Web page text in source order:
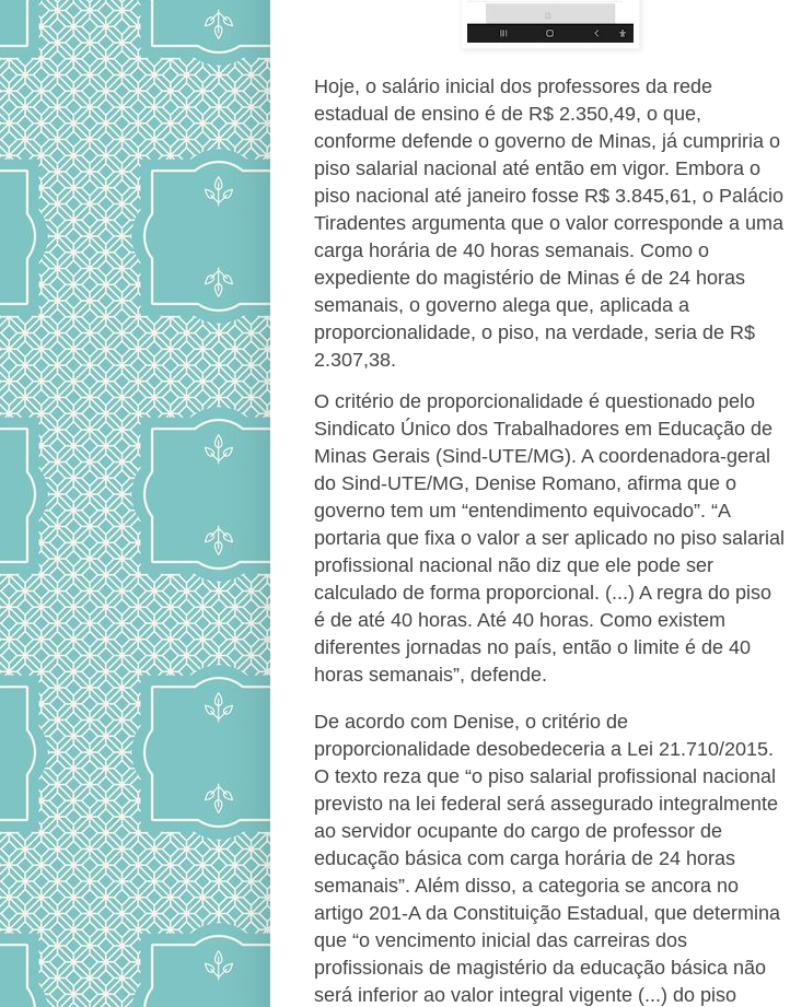
Hoje, o salário inicial dos professores da rede
estadual de ensino é de R$ 2.350,49, o que,
conforme defende o governo de Minas, já cumpriria o
piso salarial nacional até então em vigor. Embora o
piso nacional até janeiro fosse R$ 3.845,61, o Palácio
Tiradentes argumenta que o valor corresponde a uma
carga horária de 40 horas semanais. Como o
expediente do magistério de Minas é de 24 horas
semanais, o governo alega que, aplicada a
proporcionalidade, o piso, na verdade, seria de R$
2.307,38.
O critério de proporcionalidade é questionado pelo
Sindicato Único dos Trabalhadores em Educação de
Minas Gerais (Sind-UTE/MG). A coordenadora-geral
do Sind-UTE/MG, Denise Romano, afirma que o
governo tem um “entendimento equivocado”. “A
portaria que fixa o valor a ser aplicado no piso salarial
profissional nacional não diz que ele pode ser
calculado de forma proporcional. (...) A regra do piso
é de até 40 horas. Até 40 horas. Como existem
diferentes jornadas no país, então o limite é de 40
horas semanais”, defende.
De acordo com Denise, o critério de
proporcionalidade desobedeceria a Lei 21.710/2015.
O texto reza que “o piso salarial profissional nacional
previsto na lei federal será assegurado integralmente
ao servidor ocupante do cargo de professor de
educação básica com carga horária de 24 horas
semanais”. Além disso, a categoria se ancora no
artigo 201-A da Constituição Estadual, que determina
que “o vencimento inicial das carreiras dos
profissionais de magistério da educação básica não
será inferior ao valor integral vigente (...) do piso